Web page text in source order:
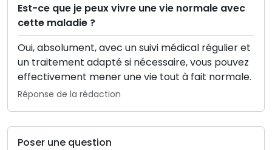
Est-ce que je peux vivre une vie normale avec
cette maladie ?
Oui, absolument, avec un suivi médical régulier et
un traitement adapté si nécessaire, vous pouvez
effectivement mener une vie tout à fait normale.
Réponse de la rédaction
Poser une question